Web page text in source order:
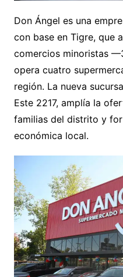
Don Ángel es una
con base en Tigre, que
comercios minoristas
opera cuatro
región. La nueva
Este 2217, amplía la
familias del distrito y
económica local.